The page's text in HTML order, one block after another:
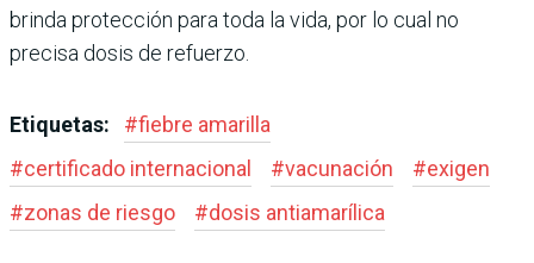
brinda protección para toda la vida, por lo cual no
precisa dosis de refuerzo.
Etiquetas: #fiebre amarilla
#certificado internacional #vacunación #exigen
#zonas de riesgo #dosis antiamarílica